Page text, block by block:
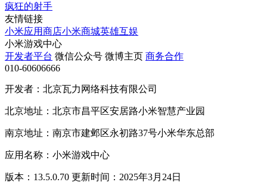
疯狂的射手
友情链接
小米应用商店小米商城英雄互娱
小米游戏中心
开发者平台 微信公众号 微博主页 商务合作
010-60606666
开发者：北京瓦力网络科技有限公司
北京地址：北京市昌平区安居路小米智慧产业园
南京地址：南京市建邺区永初路37号小米华东总部
应用名称：小米游戏中心
版本：13.5.0.70 更新时间：2025年3月24日